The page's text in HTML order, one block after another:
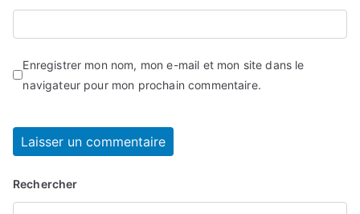
Enregistrer mon nom, mon e-mail et mon site dans le
navigateur pour mon prochain commentaire.
Rechercher